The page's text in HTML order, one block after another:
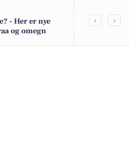
- Her er nye
og omegn
Blæsende
‹ ›